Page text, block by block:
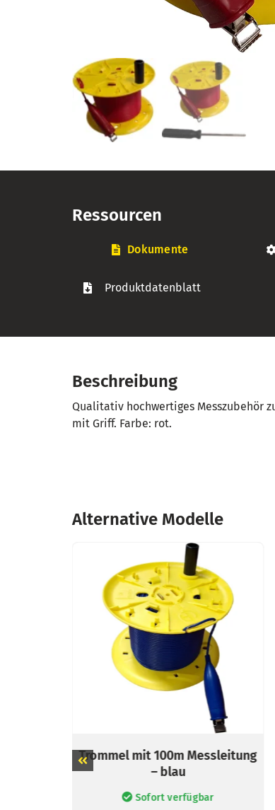
Ressourcen
Dokumente
Produktdatenblatt
Beschreibung
Qualitativ hochwertiges Messzubehör
mit Griff. Farbe: rot.
Alternative Modelle
Trommel mit 100m Messleitung
– blau
Sofort verfügbar